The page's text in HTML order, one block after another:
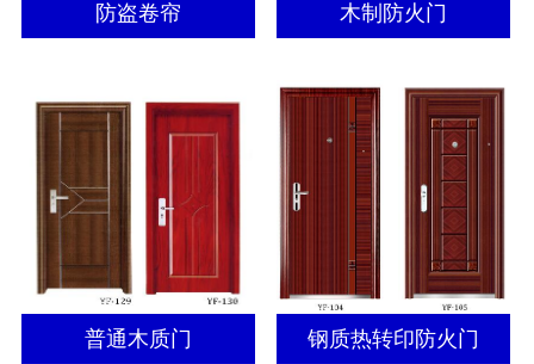
防盗卷帘 木制防火门
普通木质门 钢质热转印防火门